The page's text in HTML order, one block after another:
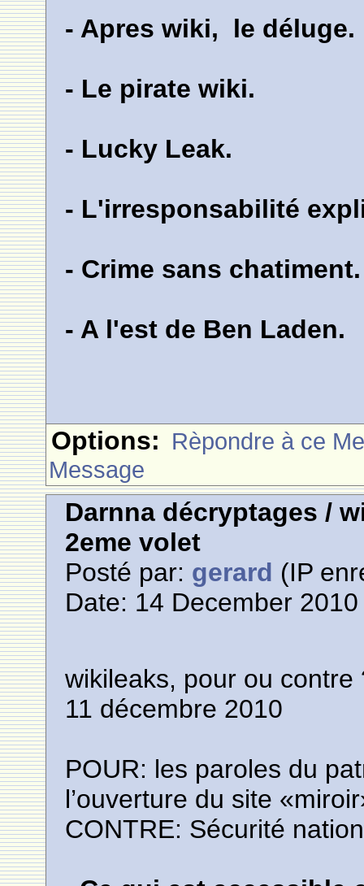
- Apres wiki, le déluge.
- Le pirate wiki.
- Lucky Leak.
- L'irresponsabilité
- Crime sans chatiment.
- A l'est de Ben Laden.
Options: Rèpondre à ce
Message
Darnna décryptages /
2eme volet
Posté par: gerard (IP
Date: 14 December
wikileaks, pour ou contre
11 décembre 2010
POUR: les paroles du
l’ouverture du site
CONTRE: Sécurité